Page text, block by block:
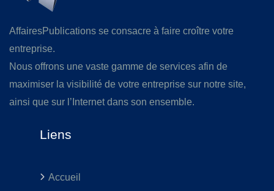
AffairesPublications se consacre à faire croître votre
entreprise.
Nous offrons une vaste gamme de services afin de
maximiser la visibilité de votre entreprise sur notre site,
ainsi que sur l’Internet dans son ensemble.
Liens
Accueil